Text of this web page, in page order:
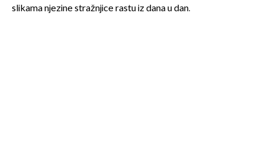
slikama njezine stražnjice rastu iz dana u dan.